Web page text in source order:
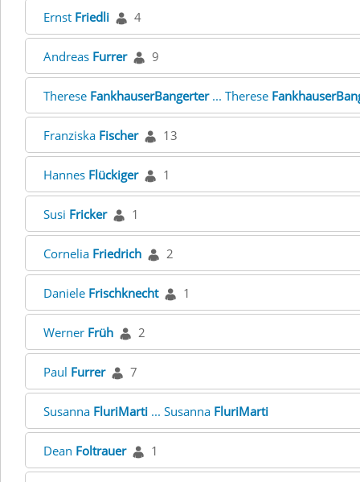
Ernst Friedli 4
Andreas Furrer 9
Therese FankhauserBangerter... Therese
Franziska Fischer 13
Hannes Flückiger 1
Susi Fricker 1
Cornelia Friedrich 2
Daniele Frischknecht 1
Werner Früh 2
Paul Furrer 7
Susanna FluriMarti ... Susanna FluriMarti
Dean Foltrauer 1